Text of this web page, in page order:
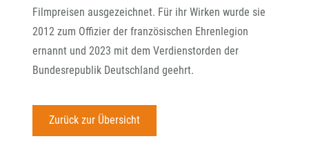
Filmpreisen ausgezeichnet. Für ihr Wirken wurde sie
2012 zum Offizier der französischen Ehrenlegion
ernannt und 2023 mit dem Verdienstorden der
Bundesrepublik Deutschland geehrt.
Zurück zur Übersicht